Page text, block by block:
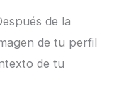
de la
de tu perfil
de tu